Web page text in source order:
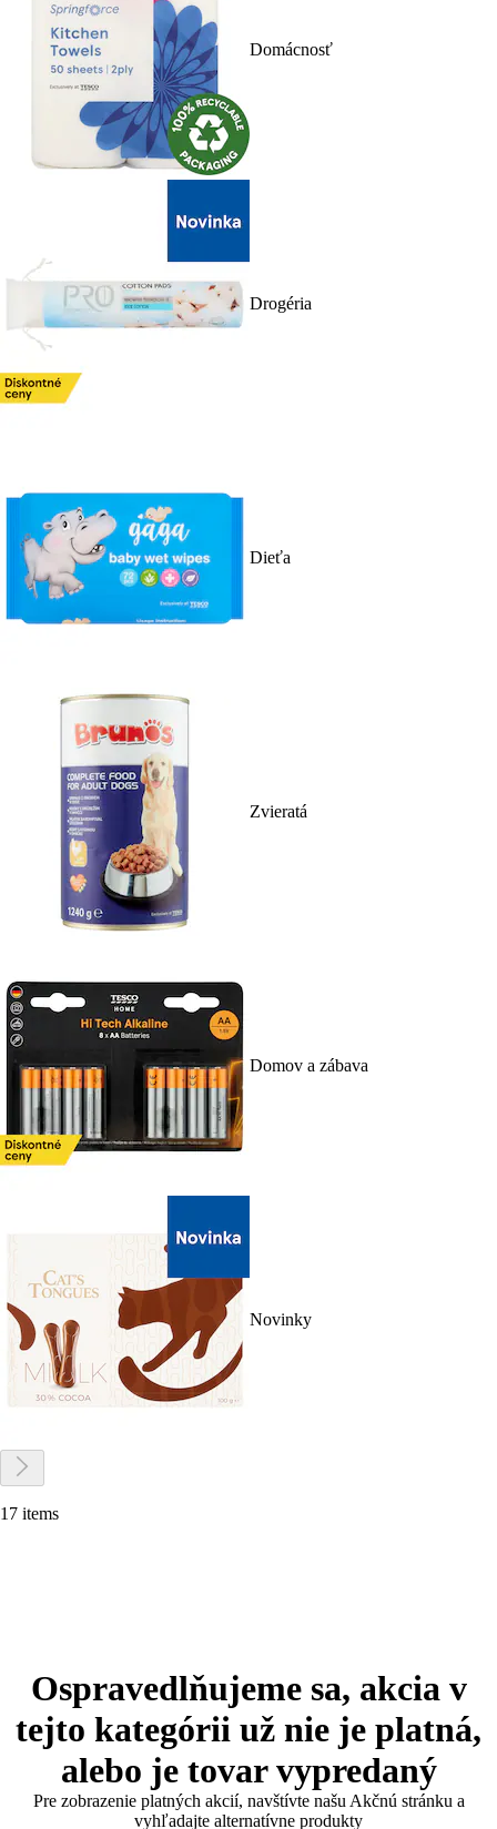
Domácnosť
Drogéria
Dieťa
Zvieratá
Domov a zábava
Novinky
17 items
Ospravedlňujeme sa, akcia v
tejto kategórii už nie je platná,
alebo je tovar vypredaný
Pre zobrazenie platných akcií, navštívte našu Akčnú stránku a
vyhľadajte alternatívne produkty